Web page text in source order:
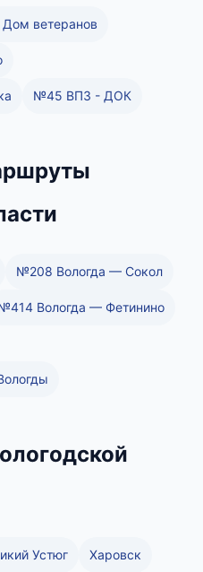
ветеранов
№45 ВПЗ - ДОК
№208 Вологда — Сокол
Вологда — Фетинино
Устюг Харовск